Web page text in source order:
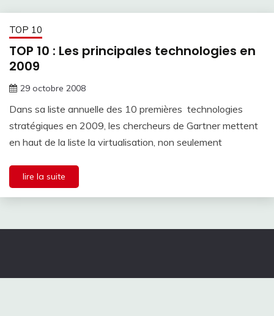
TOP 10
TOP 10 : Les principales technologies en
2009
29 octobre 2008
Dans sa liste annuelle des 10 premières technologies
stratégiques en 2009, les chercheurs de Gartner mettent
en haut de la liste la virtualisation, non seulement
lire la suite